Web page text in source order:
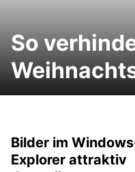
So
Bilder im
Explorer attraktiv